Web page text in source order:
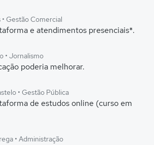
Gestão Comercial
e atendimentos presenciais*.
• Jornalismo
poderia melhorar.
• Gestão Pública
de estudos online (curso em
• Administração